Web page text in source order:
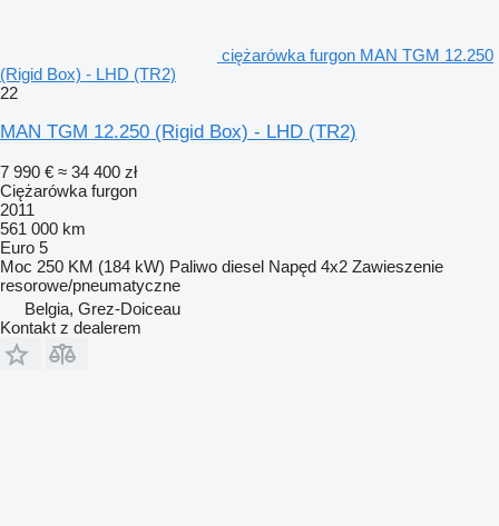
ciężarówka furgon MAN TGM 12.250
(Rigid Box) - LHD (TR2)
22
MAN TGM 12.250 (Rigid Box) - LHD (TR2)
7 990 € ≈ 34 400 zł
Ciężarówka furgon
2011
561 000 km
Euro 5
Moc 250 KM (184 kW) Paliwo diesel Napęd 4x2 Zawieszenie
resorowe/pneumatyczne
Belgia, Grez-Doiceau
Kontakt z dealerem